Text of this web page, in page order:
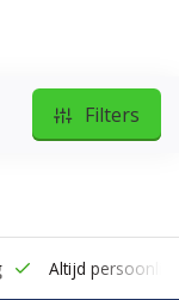
Filters
Altijd persoonlijk